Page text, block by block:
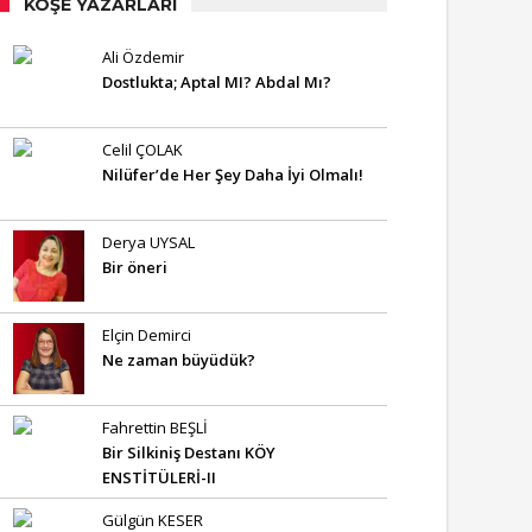
KÖŞE YAZARLARI
Ali Özdemir
Dostlukta; Aptal MI? Abdal Mı?
Celil ÇOLAK
Nilüfer’de Her Şey Daha İyi Olmalı!
Derya UYSAL
Bir öneri
Elçin Demirci
Ne zaman büyüdük?
Fahrettin BEŞLİ
Bir Silkiniş Destanı KÖY
ENSTİTÜLERİ-II
Gülgün KESER